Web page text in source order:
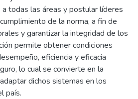
a todas las áreas y postular líderes
de la norma, a fin de
y garantizar la integridad de los
permite obtener condiciones
eficiencia y eficacia
lo cual se convierte en la
dichos sistemas en los
país.